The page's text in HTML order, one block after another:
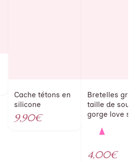
Cache tétons en
silicone
9,90€
Bretelles
taille de
gorge love
4,00€